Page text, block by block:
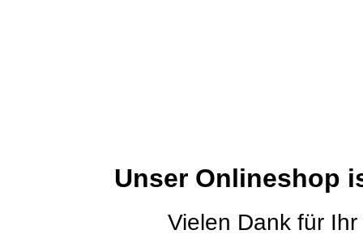
Unser Onlineshop
Vielen Dank für